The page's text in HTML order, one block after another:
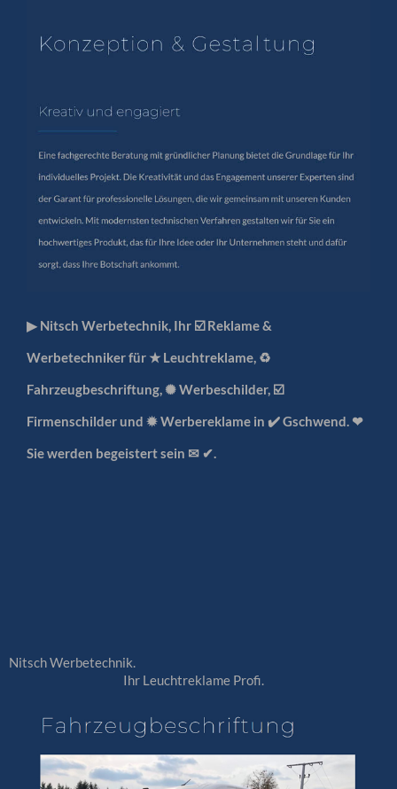
▶︎ Nitsch Werbetechnik, Ihr ☑️ Reklame &
Werbetechniker für ★ Leuchtreklame, ♻
Fahrzeugbeschriftung, ✺ Werbeschilder, ☑️
Firmenschilder und ✹ Werbereklame in ✔️ Gschwend. ❤
Sie werden begeistert sein ✉ ✔.
Nitsch Werbetechnik.
Ihr Leuchtreklame Profi.